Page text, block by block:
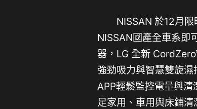
NISSAN 於12月限
NISSAN國產全車系即
器，LG 全新
強勁吸力與智慧雙旋
APP輕鬆監控電量與
足家用、車用與床鋪